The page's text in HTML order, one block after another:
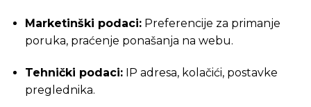
Marketinški podaci:Preferencije za primanje
poruka, praćenje ponašanja na webu.
Tehnički podaci:IP adresa, kolačići, postavke
preglednika.